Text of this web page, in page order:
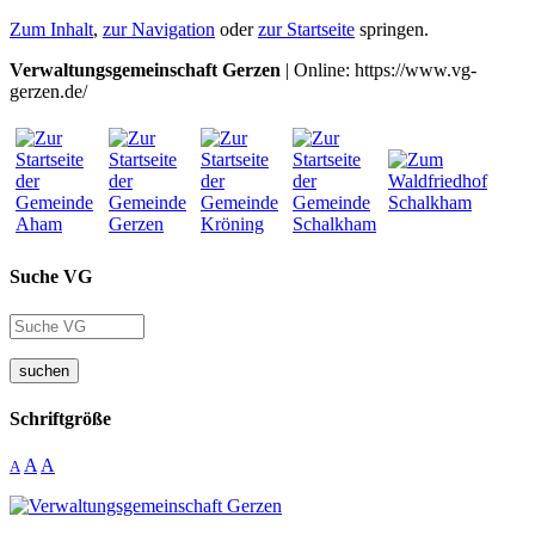
Zum Inhalt, zur Navigation oderzur Startseite springen.
Verwaltungsgemeinschaft Gerzen | Online: https://www.vg-
gerzen.de/
Suche VG
suchen
Schriftgröße
A A A